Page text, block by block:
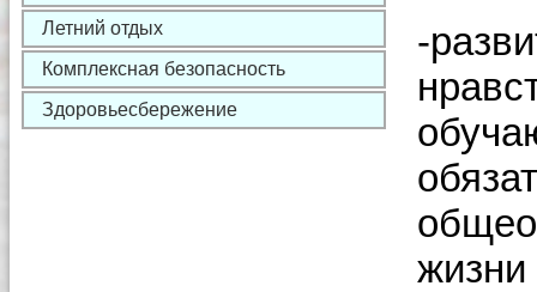
Летний отдых
Комплексная безопасность
Здоровьесбережение
-